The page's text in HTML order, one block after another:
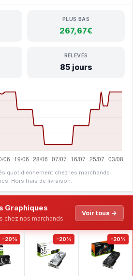
PLUS BAS
267,67€
RELEVÉS
85 jours
quotidiennement chez les marchands
Hors frais de livraison.
Graphiques
chez nos marchands
Voir tous →
-20% -20% -20%